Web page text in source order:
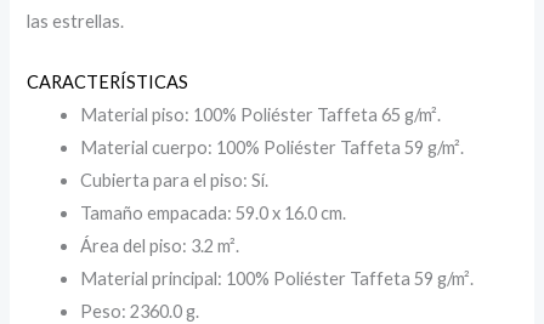
las estrellas.
CARACTERÍSTICAS
Material piso: 100% Poliéster Taffeta 65 g/m².
Material cuerpo: 100% Poliéster Taffeta 59 g/m².
Cubierta para el piso: Sí.
Tamaño empacada: 59.0 x 16.0 cm.
Área del piso: 3.2 m².
Material principal: 100% Poliéster Taffeta 59 g/m².
Peso: 2360.0 g.